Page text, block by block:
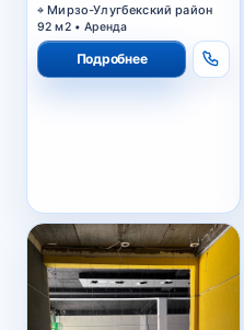
Мирзо-Улугбекский район
92 м2 • Аренда
Подробнее